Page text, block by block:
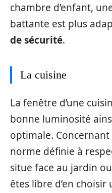
chambre d’enfant,
battante est plus
de sécurité.
La cuisine
La fenêtre d’une
bonne luminosité
optimale. Concernant
norme définie à
situe face au jardin
êtes libre d’en